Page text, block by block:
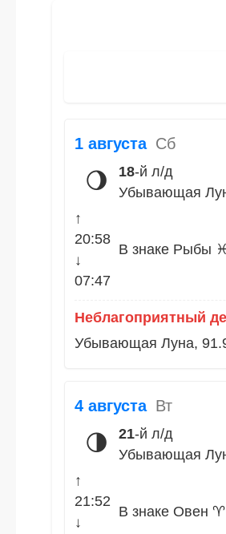
1 августа Сб
🌖 18-й л/д
Убывающая
↑
20:58
↓
07:47
В знаке Рыбы ♓
Неблагоприятный
Убывающая Луна,
4 августа Вт
🌗 21-й л/д
Убывающая
↑
21:52
↓
В знаке Овен ♈